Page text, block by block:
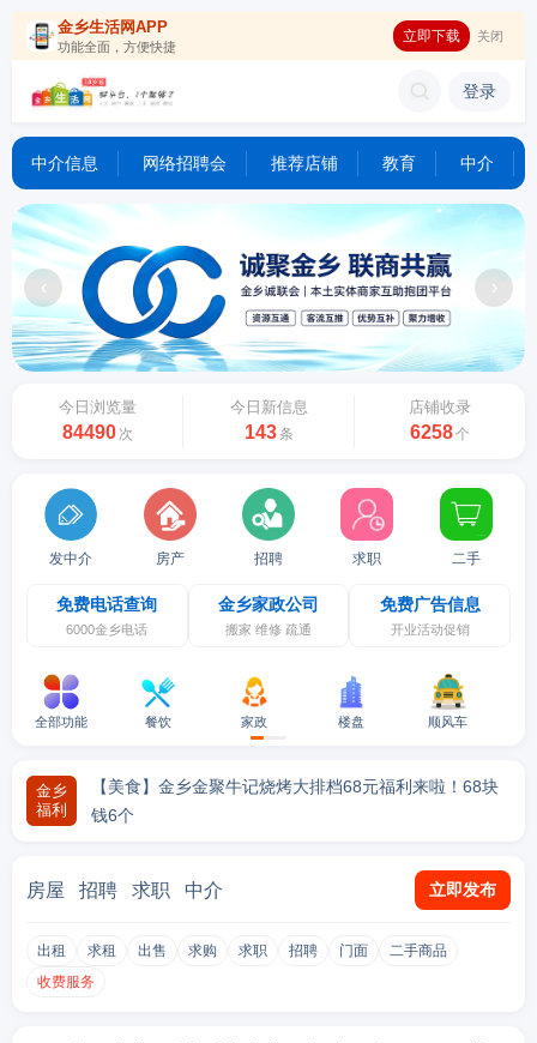
金乡生活网APP
功能全面，方便快捷
立即下载 关闭
登录
中介信息 网络招聘会 推荐店铺 教育 中介
‹ ›
今日浏览量
84490 次
今日新信息
143条
店铺收录
6258个
发中介 房产 招聘 求职 二手
免费电话查询
6000金乡电话
金乡家政公司
搬家 维修 疏通
免费广告信息
开业活动促销
全部功能 餐饮 家政 楼盘 顺风车
金乡
福利
【美食】金乡荷香街又出好吃的了！刘婉婉生炸妙龄鸡，
【美食】金乡金聚牛记烧烤大排档68元福利来啦！68块
钱6个
房屋 招聘 求职 中介 立即发布
出租 求租 出售 求购 求职 招聘 门面
二手商品
收费服务